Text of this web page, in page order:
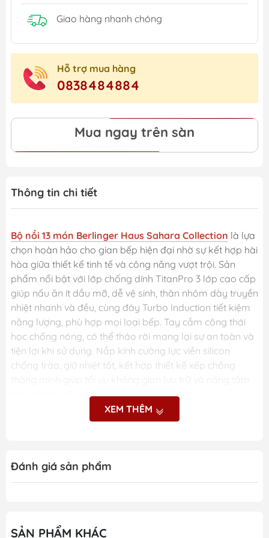
Giao hàng nhanh chóng
Hỗ trợ mua hàng
0838484884
Mua ngay trên sàn
Thông tin chi tiết
Bộ nồi 13 món Berlinger Haus Sahara Collection là lựa
chọn hoàn hảo cho gian bếp hiện đại nhờ sự kết hợp hài
hòa giữa thiết kế tinh tế và công năng vượt trội. Sản
phẩm nổi bật với lớp chống dính TitanPro 3 lớp cao cấp
giúp nấu ăn ít dầu mỡ, dễ vệ sinh, thân nhôm dày truyền
nhiệt nhanh và đều, cùng đáy Turbo Induction tiết kiệm
năng lượng, phù hợp mọi loại bếp. Tay cầm công thái
học chống nóng, có thể tháo rời mang lại sự an toàn và
tiện lợi khi sử dụng. Nắp kính cường lực viền silicon
chống trào, giữ nhiệt tốt, kết hợp thiết kế xếp chồng
trải nghiệm nấu nướng mỗi ngày.
của Bộ nồi 13 món
XEM THÊM
Đánh giá sản phẩm
SẢN PHẨM KHÁC